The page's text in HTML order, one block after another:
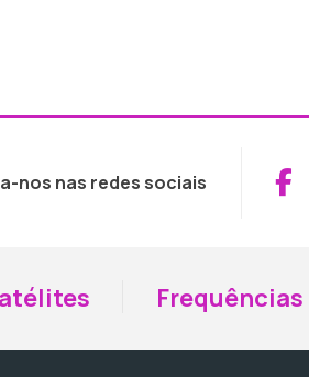
nos nas redes sociais
Frequências